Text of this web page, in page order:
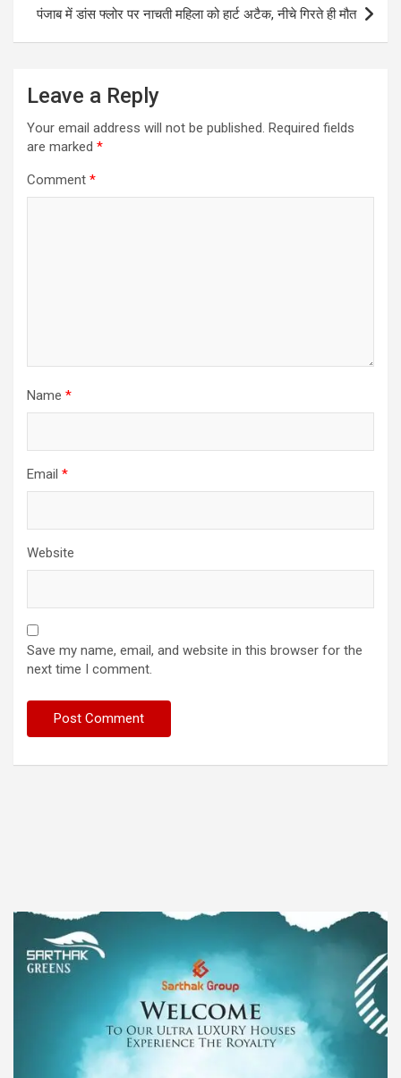
पंजाब में डांस फ्लोर पर नाचती महिला को हार्ट अटैक, नीचे गिरते ही मौत
Leave a Reply
Your email address will not be published. Required fields
are marked *
Comment *
Name *
Email *
Website
Save my name, email, and website in this browser for the
next time I comment.